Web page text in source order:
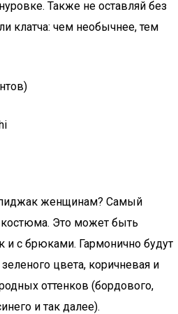
Также не оставляй без
клатча: чем необычнее, тем
женщинам? Самый
костюма. Это может быть
и с брюками. Гармонично будут
цвета, коричневая и
оттенков (бордового,
и так далее).